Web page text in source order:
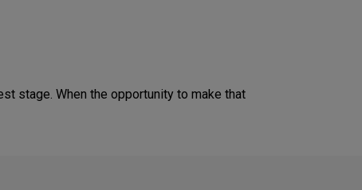
stage. When the opportunity to make that